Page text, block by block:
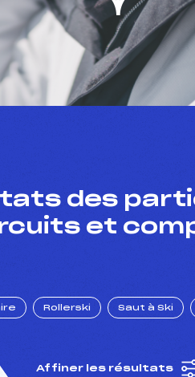
des
et
Rollerski Saut à Ski
Affiner les résultats